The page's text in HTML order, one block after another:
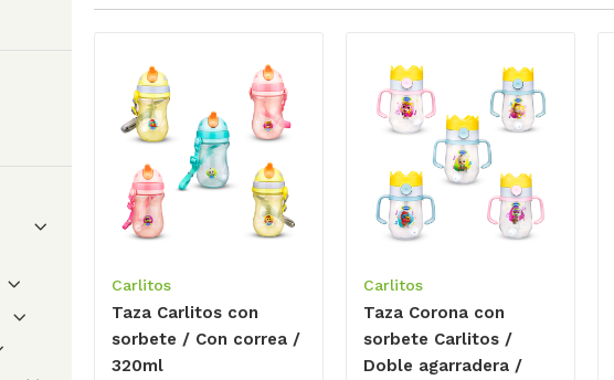
Carlitos
Taza Carlitos con
sorbete / Con correa /
320ml
Carlitos
Taza Corona con
sorbete Carlitos /
Doble agarradera /